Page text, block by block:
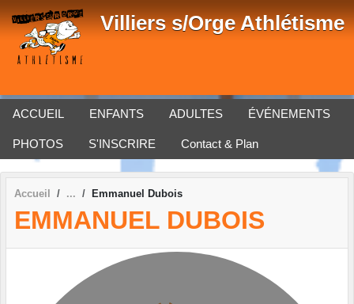
Villiers s/Orge Athlétisme
ACCUEIL ENFANTS ADULTES ÉVÉNEMENTS
PHOTOS S'INSCRIRE Contact & Plan
Accueil Emmanuel Dubois
EMMANUEL DUBOIS
Panneau de gestion des cookies